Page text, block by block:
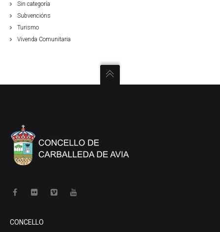
Sin categoría
Subvencións
Turismo
Vivenda Comunitaria
CONCELLO